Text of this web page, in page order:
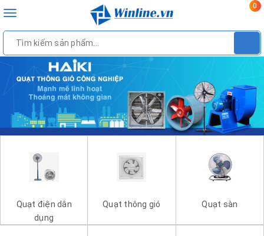
Toggle
0
Quạt điện dân
dụng
Quạt thông gió Quạt sàn